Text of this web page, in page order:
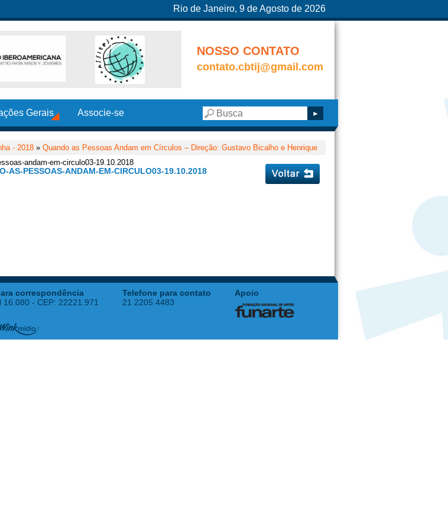
Rio de Janeiro, 9 de Agosto de 2026
NOSSO CONTATO
contato.cbtij@gmail.com
Gerais Associe-se
- 2018 » Quando as Pessoas Andam em Círculos – Direção: Gustavo Bicalho e Henrique
andam-em-circulo03-19.10.2018
AS-PESSOAS-ANDAM-EM-CIRCULO03-19.10.2018
correspondência
16.080 - CEP: 22221.971
Telefone para contato
21 2205 4483
Apoio